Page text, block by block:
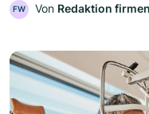
FW Von Redaktion